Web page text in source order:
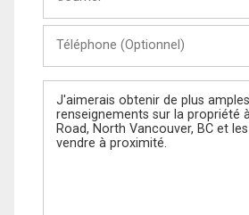
(Optionnel)
Message